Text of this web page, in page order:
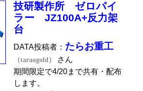
技研製作所 ゼロパイ
ラー JZ100A+反力架
台
DATA投稿者： たらお重工
（taraogold）
さん
期間限定で4/20まで共有・配布
します。